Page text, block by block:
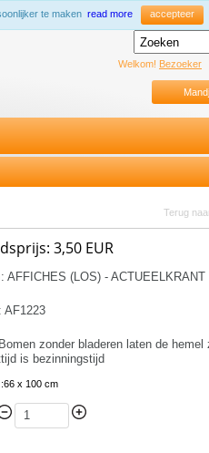
te maken read more accepteer
Welkom! Bezoeker
Terug
3,50 EUR
: AFFICHES (LOS) - ACTUEELKRANT
: AF1223
Bomen zonder bladeren laten de hemel
is bezinningstijd
:66 x 100 cm